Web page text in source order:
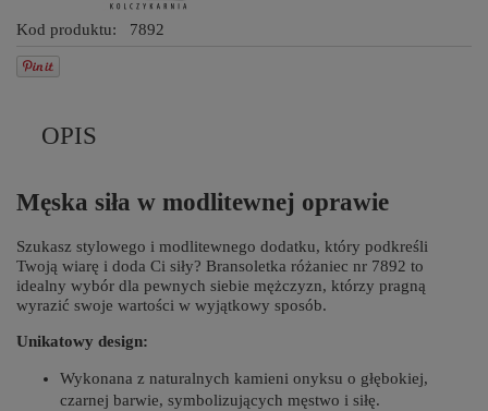
Kod produktu: 7892
OPIS
Męska siła w modlitewnej oprawie
Szukasz stylowego i modlitewnego dodatku, który podkreśli
Twoją wiarę i doda Ci siły? Bransoletka różaniec nr 7892 to
idealny wybór dla pewnych siebie mężczyzn, którzy pragną
wyrazić swoje wartości w wyjątkowy sposób.
Unikatowy design:
Wykonana z naturalnych kamieni onyksu o głębokiej,
czarnej barwie, symbolizujących męstwo i siłę.